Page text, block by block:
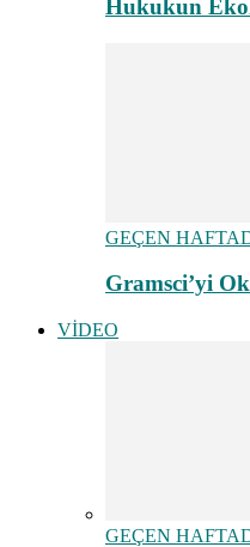
Hukukun
GEÇEN
Gramsci’yi
VİDEO
GEÇEN